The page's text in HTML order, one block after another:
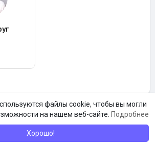
файлы cookie, чтобы вы могли
на нашем веб-сайте. Подробнее
Хорошо!